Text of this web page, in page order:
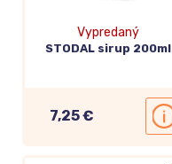
Vypredaný
STODAL sirup 200ml
7,25 €